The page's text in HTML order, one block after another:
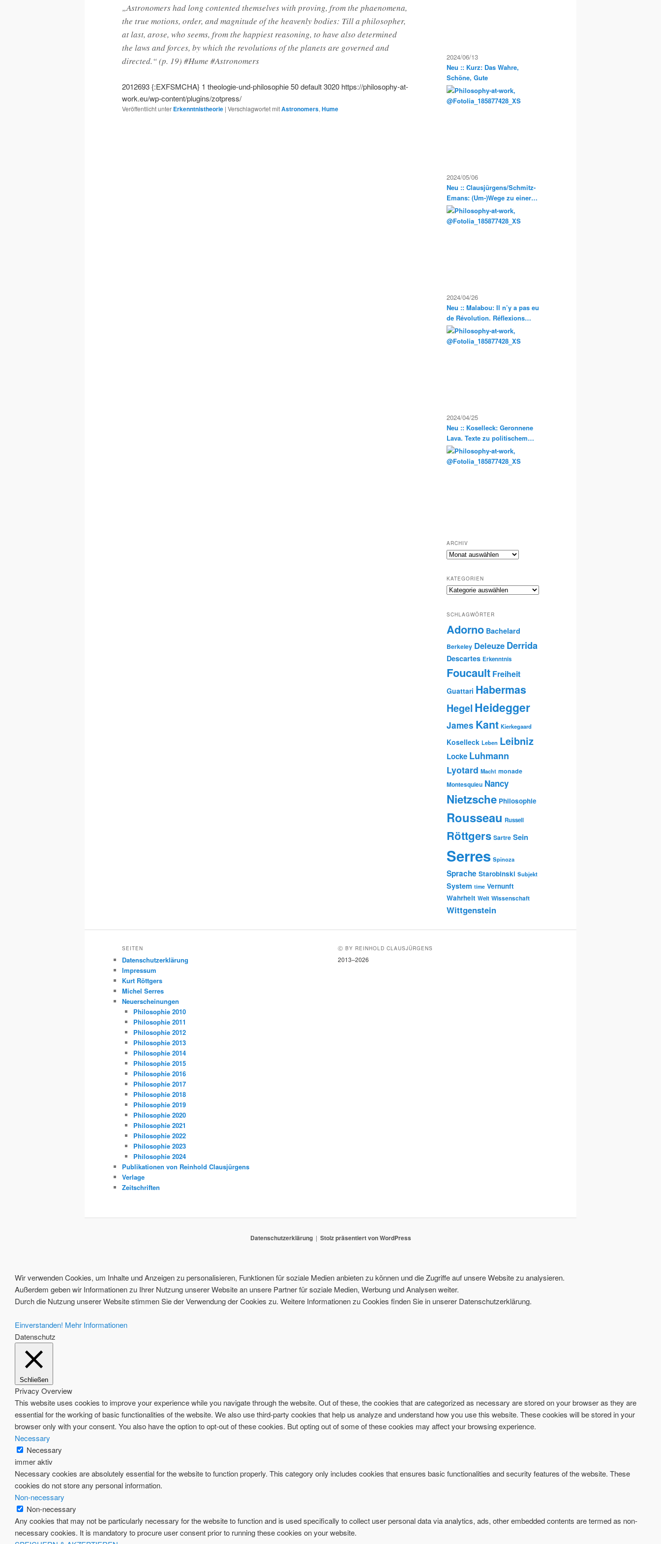
„Astronomers had long contented themselves with proving, from the phaenomena,
the true motions, order, and magnitude of the heavenly bodies: Till a philosopher,
at last, arose, who seems, from the happiest reasoning, to have also determined
the laws and forces, by which the revolutions of the planets are governed and
directed.“ (p. 19) #Hume #Astronomers
2012693{:EXFSMCHA} 1 theologie-und-philosophie50default3020 https://philosophy-at-
work.eu/wp-content/plugins/zotpress/
Veröffentlicht unter Erkenntnistheorie | Verschlagwortet mitAstronomers, Hume
2024/06/13
Neu :: Kurz: Das Wahre,
Schöne, Gute
2024/05/06
Neu :: Clausjürgens/Schmitz-
Emans: (Um-)Wege zu einer
Sozialphilosophie der
Postmoderne. Philosophische
2024/04/26
Neu :: Malabou: Il n’y a pas eu
de Révolution. Réflexions
anarchistes sur la propriété et
la condition servile en France
2024/04/25
Neu :: Koselleck: Geronnene
Lava. Texte zu politischem
Totenkult und Erinnerung
ARCHIV
Archiv
KATEGORIEN
Kategorien
SCHLAGWÖRTER
Adorno Bachelard
Berkeley Deleuze Derrida
Descartes Erkenntnis
Foucault Freiheit
Guattari Habermas
Hegel Heidegger
James Kant Kierkegaard
Koselleck Leben Leibniz
Locke Luhmann
Lyotard Macht monade
Montesquieu Nancy
Nietzsche Philosophie
Rousseau Russell
Röttgers Sartre Sein
Serres Spinoza
Sprache Starobinski Subjekt
System time Vernunft
Wahrheit Welt Wissenschaft
Wittgenstein
SEITEN
Datenschutzerklärung
Impressum
Kurt Röttgers
Michel Serres
Neuerscheinungen
Philosophie 2010
Philosophie 2011
Philosophie 2012
Philosophie 2013
Philosophie 2014
Philosophie 2015
Philosophie 2016
Philosophie 2017
Philosophie 2018
Philosophie 2019
Philosophie 2020
Philosophie 2021
Philosophie 2022
Philosophie 2023
Philosophie 2024
Publikationen von Reinhold Clausjürgens
Verlage
Zeitschriften
Ⓒ BY REINHOLD CLAUSJÜRGENS
2013–2026
Datenschutzerklärung Stolz präsentiert von WordPress
Wir verwenden Cookies, um Inhalte und Anzeigen zu personalisieren, Funktionen für soziale Medien anbieten zu können und die Zugriffe auf unsere Website zu analysieren.
Außerdem geben wir Informationen zu Ihrer Nutzung unserer Website an unsere Partner für soziale Medien, Werbung und Analysen weiter.
Durch die Nutzung unserer Website stimmen Sie der Verwendung der Cookies zu. Weitere Informationen zu Cookies finden Sie in unserer Datenschutzerklärung.
Einverstanden! Mehr Informationen
Datenschutz
Schließen
Privacy Overview
This website uses cookies to improve your experience while you navigate through the website. Out of these, the cookies that are categorized as necessary are stored on your browser as they are
essential for the working of basic functionalities of the website. We also use third-party cookies that help us analyze and understand how you use this website. These cookies will be stored in your
browser only with your consent. You also have the option to opt-out of these cookies. But opting out of some of these cookies may affect your browsing experience.
Necessary
Necessary
immer aktiv
Necessary cookies are absolutely essential for the website to function properly. This category only includes cookies that ensures basic functionalities and security features of the website. These
cookies do not store any personal information.
Non-necessary
Non-necessary
Any cookies that may not be particularly necessary for the website to function and is used specifically to collect user personal data via analytics, ads, other embedded contents are termed as non-
necessary cookies. It is mandatory to procure user consent prior to running these cookies on your website.